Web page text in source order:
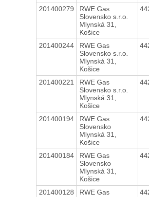
201400279
RWE Gas
Slovensko s.r.o.
Mlynská 31,
Košice
201400244
RWE Gas
Slovensko s.r.o.
Mlynská 31,
Košice
201400221
RWE Gas
Slovensko s.r.o.
Mlynská 31,
Košice
201400194
RWE Gas
Slovensko
Mlynská 31,
Košice
201400184
RWE Gas
Slovensko
Mlynská 31,
Košice
201400128
RWE Gas